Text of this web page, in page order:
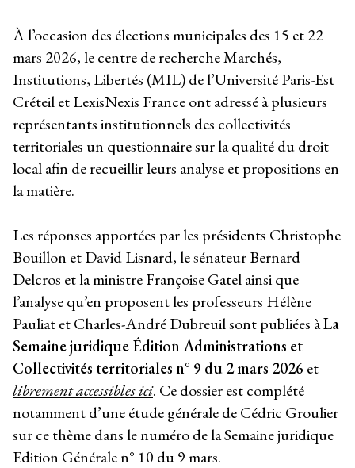
À l’occasion des élections municipales des 15 et 22
mars 2026, le centre de recherche Marchés,
Institutions, Libertés (MIL) de l’Université Paris-Est
Créteil et LexisNexis France ont adressé à plusieurs
représentants institutionnels des collectivités
territoriales un questionnaire sur la qualité du droit
local afin de recueillir leurs analyse et propositions en
la matière.
Les réponses apportées par les présidents Christophe
Bouillon et David Lisnard, le sénateur Bernard
Delcros et la ministre Françoise Gatel ainsi que
l’analyse qu’en proposent les professeurs Hélène
Pauliat et Charles-André Dubreuil sont publiées àLa
Semaine juridique Édition Administrations et
Collectivités territoriales n° 9 du 2 mars 2026 et
librement accessibles ici. Ce dossier est complété
notamment d’une étude générale de Cédric Groulier
sur ce thème dans le numéro de la Semaine juridique
Edition Générale n° 10 du 9 mars.